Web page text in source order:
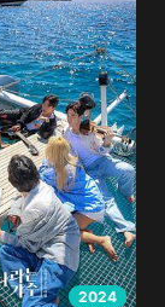
2024